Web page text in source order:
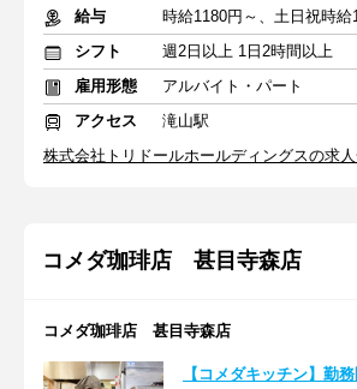
給与
時給1180円～、土日祝時給
シフト
週2日以上 1日2時間以上
雇用形態
アルバイト・パート
アクセス
滝山駅
株式会社トリドールホールディングスの求
コメダ珈琲店 甚目寺森店
コメダ珈琲店 甚目寺森店
【コメダキッチン】勤